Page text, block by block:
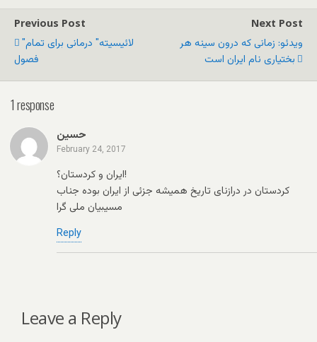
Previous Post
"لائیسیته" درمانی برای تمام
فصول
Next Post
ویدئو: زمانی که درون سینه هر
بختیاری نام ایران است
1 response
حسین
February 24, 2017
ایران و کردستان؟!
کردستان در درازنای تاریخ همیشه جزئی از ایران بوده جناب
مسیبیان ملی گرا
Reply
Leave a Reply